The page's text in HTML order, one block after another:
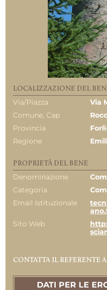
LOCALIZZAZIONE DEL
Via/Piazza
Via
Comune, Cap
Provincia
Regione
PROPRIETÀ DEL BENE
Denominazione
Categoria
Email Istituzionale
Sito Web
CONTATTA IL REFERENTE
DATI PER LE